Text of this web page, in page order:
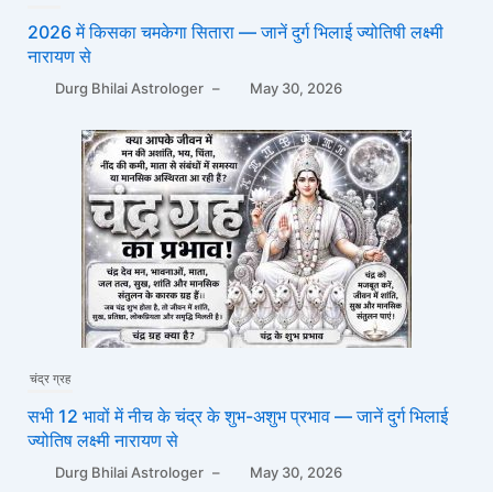
2026 में किसका चमकेगा सितारा — जानें दुर्ग भिलाई ज्योतिषी लक्ष्मी
नारायण से
Durg Bhilai Astrologer – May 30, 2026
चंद्र ग्रह
सभी 12 भावों में नीच के चंद्र के शुभ-अशुभ प्रभाव — जानें दुर्ग भिलाई
ज्योतिष लक्ष्मी नारायण से
Durg Bhilai Astrologer – May 30, 2026